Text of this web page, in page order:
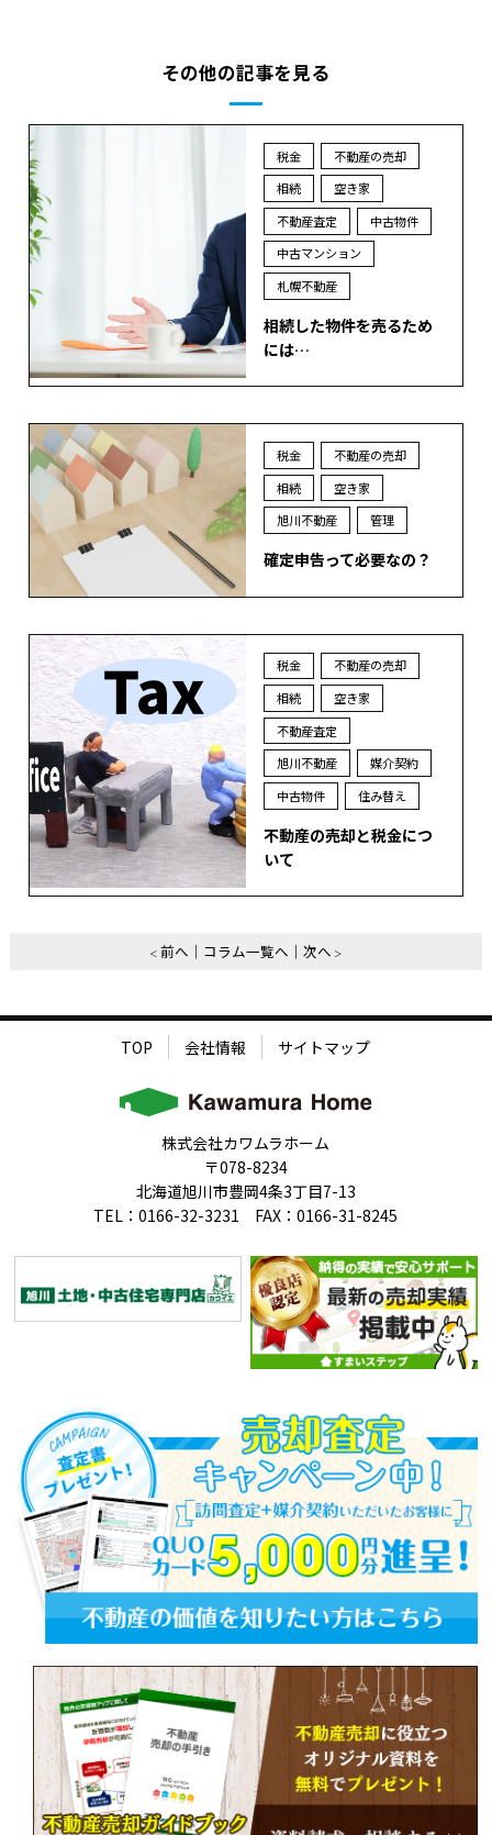
その他の記事を見る
税金
不動産の売却
相続
空き家
不動産査定
中古物件
中古マンション
札幌不動産
相続した物件を売るため
には…
税金
不動産の売却
相続
空き家
旭川不動産
管理
確定申告って必要なの？
税金
不動産の売却
相続
空き家
不動産査定
旭川不動産
媒介契約
中古物件
住み替え
不動産の売却と税金につ
いて
前へ コラム一覧へ 次へ
TOP 会社情報 サイトマップ
株式会社カワムラホーム
〒078-8234
北海道旭川市豊岡4条3丁目7-13
TEL：0166-32-3231 FAX：0166-31-8245